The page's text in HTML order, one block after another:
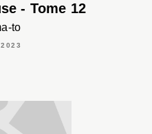
- Tome 12
to